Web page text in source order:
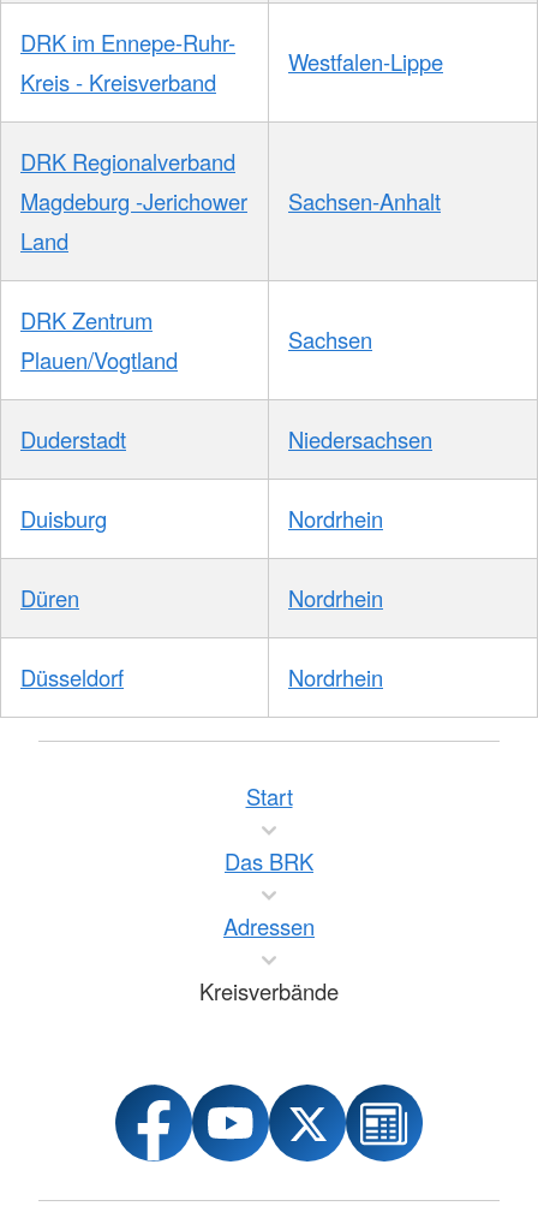
DRK im Ennepe-Ruhr-
Kreis - Kreisverband
Westfalen-Lippe
DRK Regionalverband
Magdeburg -Jerichower
Land
Sachsen-Anhalt
DRK Zentrum
Plauen/Vogtland
Sachsen
Duderstadt Niedersachsen
Duisburg Nordrhein
Düren Nordrhein
Düsseldorf Nordrhein
Start
Das BRK
Adressen
Kreisverbände